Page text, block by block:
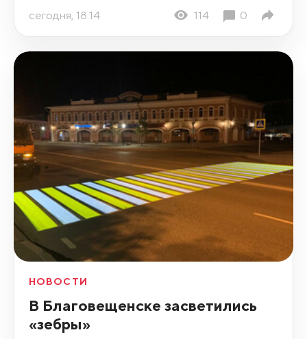
сегодня, 18:14 114 0
НОВОСТИ
В Благовещенске засветились
«зебры»